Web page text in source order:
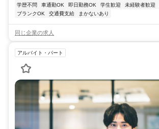
学歴不問
車通勤OK 即日勤務OK 学生歓迎 未経験者歓迎
ブランクOK
交通費支給 まかないあり
同じ企業の求人
アルバイト・パート